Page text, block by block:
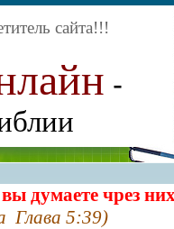
сайта!!!
-
думаете чрез
Глава 5:39)